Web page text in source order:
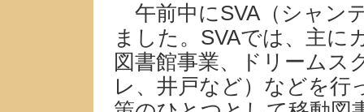
午前中にSVA（シャン
ました。SVAでは、主に
図書館事業、ドリームス
レ、井戸など）などを